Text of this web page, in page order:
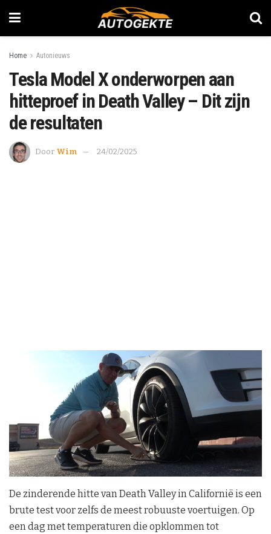
Home Autonieuws
Tesla Model X onderworpen aan
hitteproef in Death Valley – Dit zijn
de resultaten
Door Wim 24/02/2025
De zinderende hitte van Death Valley in Californië is een
brute test voor zelfs de meest robuuste voertuigen. Op
een dag met temperaturen die opklommen tot